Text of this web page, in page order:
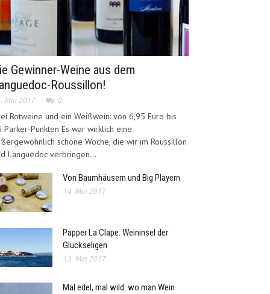
Gewinner-Weine aus dem
Roussillon!
Mai 2017 0
Rotweine und ein Weißwein: von 6,95 Euro bis
Parker-Punkten Es war wirklich eine
schöne Woche, die wir im Roussillon
Languedoc verbringen...
Von Baumhäusern und Big Playern
14. Mai 2017
Papper La Clape: Weininsel der
Glückseligen
13. Mai 2017
Mal edel, mal wild: wo man Wein